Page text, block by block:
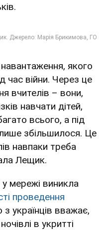
якого
час війни. Через це
вчителів – вони,
навчати дітей,
всього, а під
збільшилося. Це
навпаки треба
Лещик.
мережі виникла
проведення
з українців вважає,
в укритті